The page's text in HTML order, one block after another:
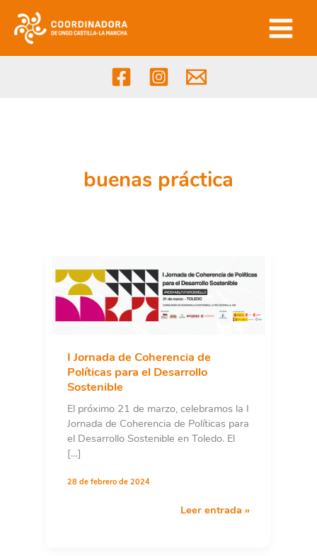
contenido
buenas práctica
I Jornada de Coherencia de
Políticas para el Desarrollo
Sostenible
El próximo 21 de marzo, celebramos la I
Jornada de Coherencia de Políticas para
el Desarrollo Sostenible en Toledo. El
[…]
28 de febrero de 2024
ILeer entrada »